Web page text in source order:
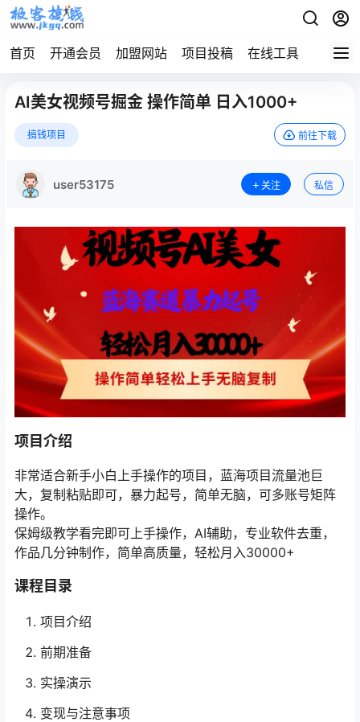
首页 开通会员 加盟网站 项目投稿 在线工具 地址发
AI美女视频号掘金 操作简单 日入1000+
搞钱项目 前往下载
user53175 关注 私信
项目介绍
非常适合新手小白上手操作的项目，蓝海项目流量池巨
大，复制粘贴即可，暴力起号，简单无脑，可多账号矩阵
操作。
保姆级教学看完即可上手操作，AI辅助，专业软件去重，
作品几分钟制作，简单高质量，轻松月入30000+
课程目录
项目介绍
前期准备
实操演示
变现与注意事项